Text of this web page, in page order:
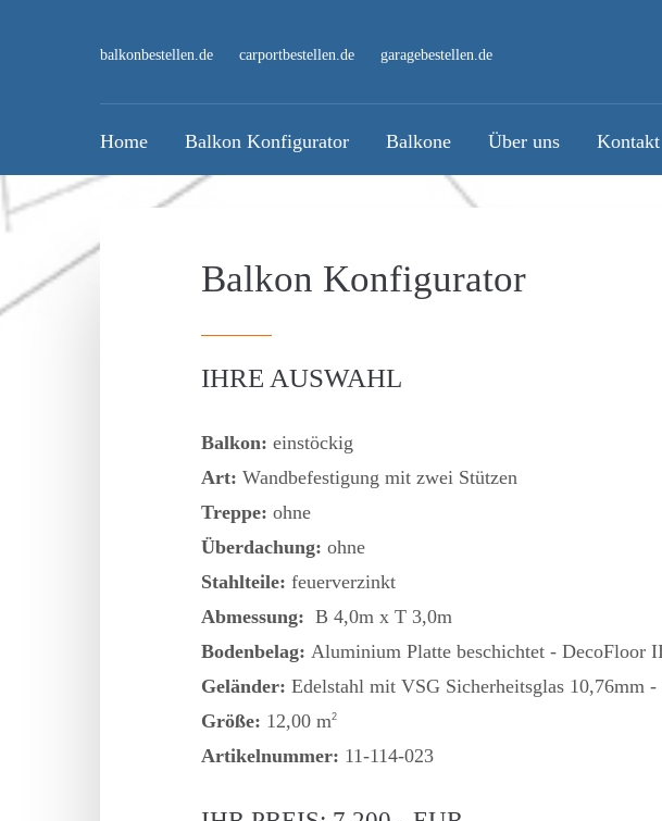
Home Balkon Konfigurator Balkone Über uns Kontakt
balkonbestellen.de carportbestellen.de garagebestellen.de
Balkon Konfigurator
IHRE AUSWAHL
Balkon: einstöckig
Art: Wandbefestigung mit zwei Stützen
Treppe: ohne
Überdachung: ohne
Stahlteile: feuerverzinkt
Abmessung: B 4,0m x T 3,0m
Bodenbelag: Aluminium Platte beschichtet - DecoFloor
Geländer: Edelstahl mit VSG Sicherheitsglas 10,76mm -
Größe: 12,00 m2
Artikelnummer: 11-114-023